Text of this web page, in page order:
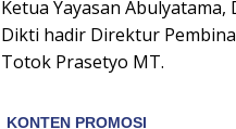
Ketua Yayasan
Dikti hadir Direktur
Totok Prasetyo MT.